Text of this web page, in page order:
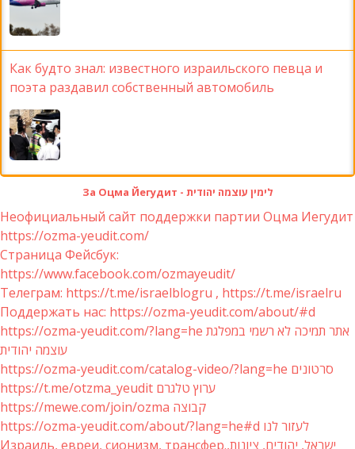
Как будто знал: известного израильского певца и
поэта раздавил собственный автомобиль
За Оцма Йегудит - לימין עוצמה יהודית
Неофициальный сайт поддержки партии Оцма Иегудит
https://ozma-yeudit.com/
Страница Фейсбук:
https://www.facebook.com/ozmayeudit/
Телеграм: https://t.me/israelblogru , https://t.me/israelru
Поддержать нас: https://ozma-yeudit.com/about/#d
https://ozma-yeudit.com/?lang=he אתר תמיכה לא רשמי במפלגת
עוצמה יהודית
https://ozma-yeudit.com/catalog-video/?lang=he סרטונים
https://t.me/otzma_yeudit ערוץ טלגרם
https://mewe.com/join/ozma קבוצה
https://ozma-yeudit.com/about/?lang=he#d לעזור לנו
Израиль, евреи, сионизм, трансфер.ישראל, יהודים, ציונות,